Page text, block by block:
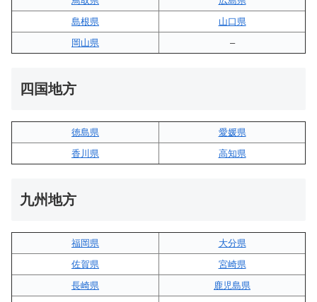
島根県
山口県
岡山県
–
四国地方
徳島県
愛媛県
香川県
高知県
九州地方
福岡県
大分県
佐賀県
宮崎県
長崎県
鹿児島県